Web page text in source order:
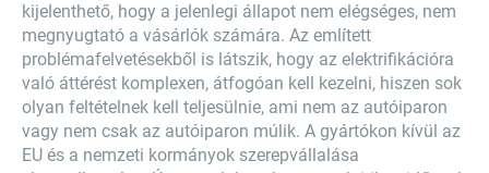
kijelenthető, hogy a jelenlegi állapot nem elégséges, nem
megnyugtató a vásárlók számára. Az említett
problémafelvetésekből is látszik, hogy az elektrifikációra
való áttérést komplexen, átfogóan kell kezelni, hiszen sok
olyan feltételnek kell teljesülnie, ami nem az autóiparon
vagy nem csak az autóiparon múlik. A gyártókon kívül az
EU és a nemzeti kormányok szerepvállalása